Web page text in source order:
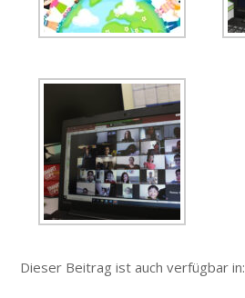
Dieser Beitrag ist auch verfügbar in: